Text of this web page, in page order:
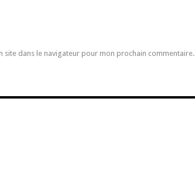
site dans le navigateur pour mon prochain commentaire.